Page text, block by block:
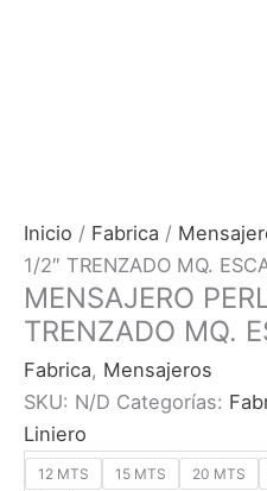
Inicio / Fabrica /
1/2″ TRENZADO MQ.
MENSAJERO
TRENZADO MQ.
Fabrica, Mensajeros
SKU: N/D Categorías:
Liniero
12 MTS 15 MTS 20 MTS